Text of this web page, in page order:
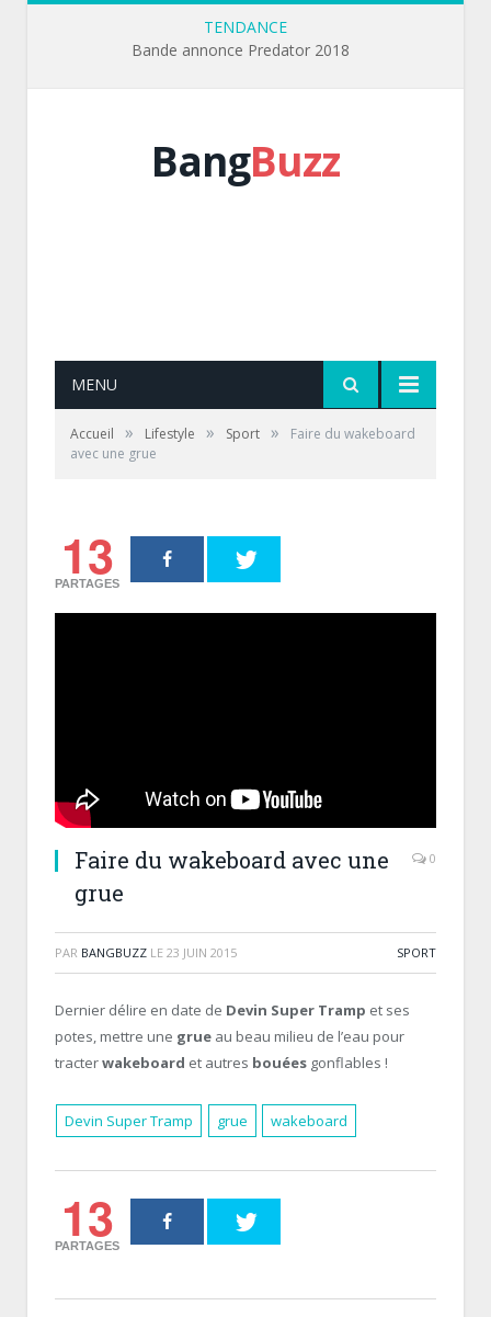
TENDANCE
Bande annonce Predator 2018
BangBuzz
MENU
Accueil » Lifestyle » Sport »
Faire du wakeboard
avec une grue
13
PARTAGES
Faire du wakeboard avec une
grue
0
PAR BANGBUZZ LE 23 JUIN 2015 SPORT
Dernier délire en date de Devin Super Tramp et ses
potes, mettre une grue au beau milieu de l’eau pour
tracterwakeboard et autres bouées gonflables !
Devin Super Tramp grue wakeboard
13
PARTAGES